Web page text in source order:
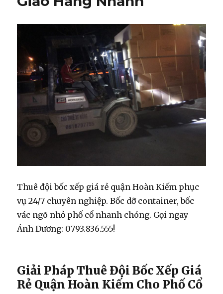
Thuê đội bốc xếp giá rẻ quận Hoàn Kiếm phục
vụ 24/7 chuyên nghiệp. Bốc dỡ container, bốc
vác ngõ nhỏ phố cổ nhanh chóng. Gọi ngay
Ánh Dương: 0793.836.555!
Giải Pháp Thuê Đội Bốc Xếp Giá
Rẻ Quận Hoàn Kiếm Cho Phố Cổ